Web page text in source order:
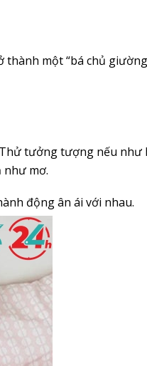
một “bá chủ
tưởng tượng nếu
như mơ.
động ân ái với nhau.